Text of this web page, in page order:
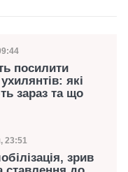
посилити
які
зараз та що
23:51
зрив